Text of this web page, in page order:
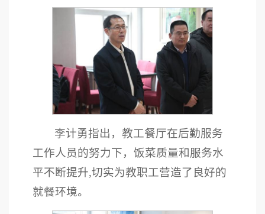
李计勇指出，教工餐厅在后勤服务
工作人员的努力下，饭菜质量和服务水
平不断提升,切实为教职工营造了良好的
就餐环境。